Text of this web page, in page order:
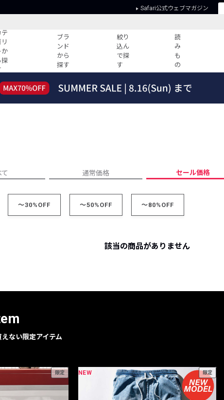
Safari公式ウェブマガジン
テ
か
探
ブラ
ンド
から
探す
絞り
込ん
で探
す
読
み
も
の
すべての記事
人気記事ランキング
ウィークリーコーデ
プライバシーポリシー
通常価格 セール価格
～30%OFF ～50%OFF ～80%OFF
該当の商品がありません
ない限定アイテム
限定 NEW 限定